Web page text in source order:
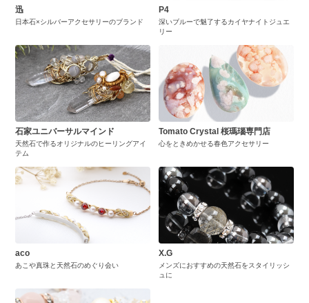
迅
日本石×シルバーアクセサリーのブランド
P4
深いブルーで魅了するカイヤナイトジュエ
リー
石家ユニバーサルマインド
天然石で作るオリジナルのヒーリングアイ
テム
Tomato Crystal 桜瑪瑙専門店
心をときめかせる春色アクセサリー
aco
あこや真珠と天然石のめぐり会い
X.G
メンズにおすすめの天然石をスタイリッシ
ュに